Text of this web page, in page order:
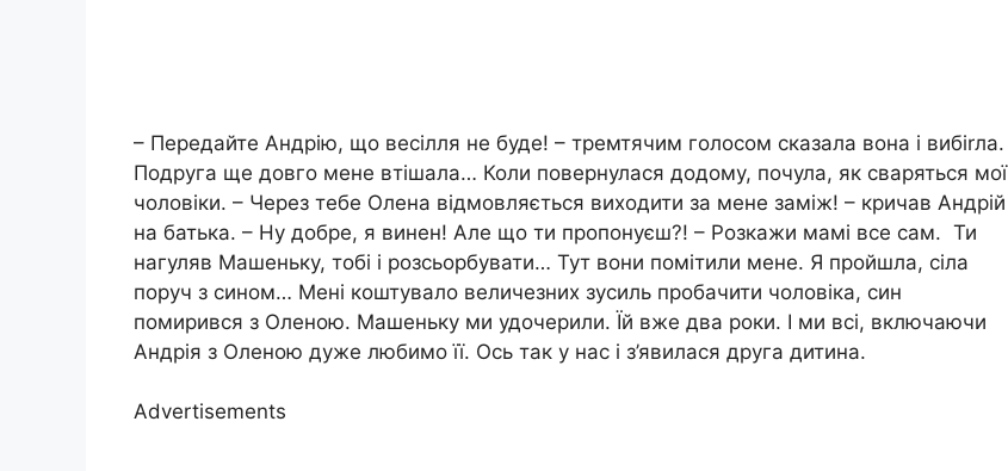
– Передайте Андрію, що весілля не буде! – тремтячим голосом сказала вона і вибіrла.
Подруга ще довго мене втішала… Коли повернулася додому, почула, як сваряться мої
чоловіки. – Через тебе Олена відмовляється виходити за мене заміж! – кричав Андрій
на батька. – Ну добре, я винен! Але що ти пропонуєш?! – Розкажи мамі все сам. Ти
нагуляв Машеньку, тобі і розсьорбувати… Тут вони помітили мене. Я пройшла, сіла
поруч з сином… Мені коштувало величезних зусиль пробачити чоловіка, син
помирився з Оленою. Машеньку ми удочерили. Їй вже два роки. І ми всі, включаючи
Андрія з Оленою дуже любимо її. Ось так у нас і з’явилася друга дитина.
Advertisements